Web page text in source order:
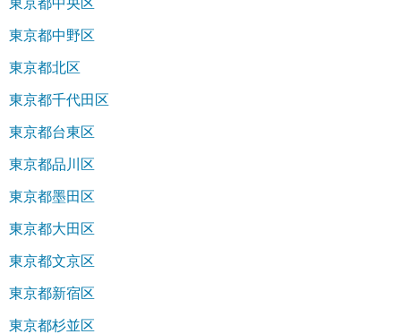
東京都中央区
東京都中野区
東京都北区
東京都千代田区
東京都台東区
東京都品川区
東京都墨田区
東京都大田区
東京都文京区
東京都新宿区
東京都杉並区